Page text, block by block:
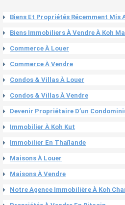
Biens Et Propriétés Récemment Mis
Biens Immobiliers À Vendre À Koh
Commerce À Louer
Commerce À Vendre
Condos & Villas À Louer
Condos & Villas À Vendre
Devenir Propriétaire D’un
Immobilier À Koh Kut
Immobilier En Thaïlande
Maisons À Louer
Maisons À Vendre
Notre Agence Immobilière À Koh